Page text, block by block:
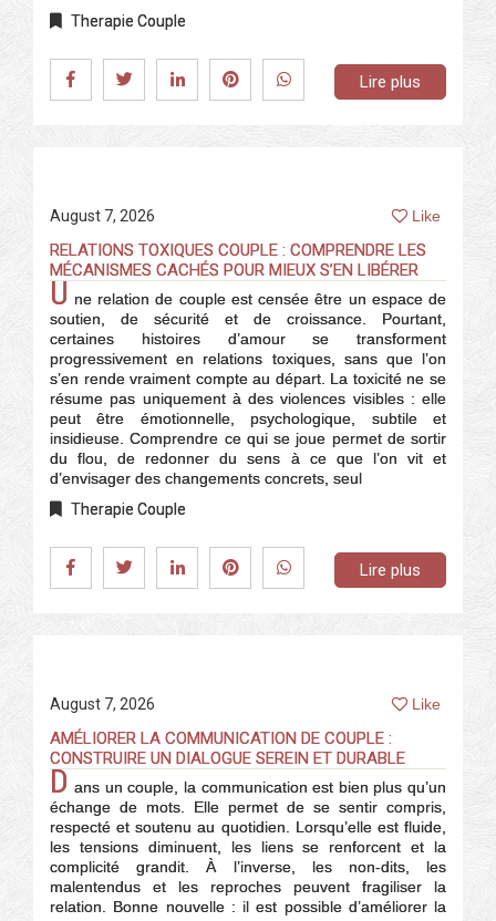
Therapie Couple
Lire plus
August 7, 2026 Like
RELATIONS TOXIQUES COUPLE : COMPRENDRE LES
MÉCANISMES CACHÉS POUR MIEUX S’EN LIBÉRER
U ne relation de couple est censée être un espace de
soutien, de sécurité et de croissance. Pourtant,
certaines histoires d’amour se transforment
progressivement en relations toxiques, sans que l’on
s’en rende vraiment compte au départ. La toxicité ne se
résume pas uniquement à des violences visibles : elle
peut être émotionnelle, psychologique, subtile et
insidieuse. Comprendre ce qui se joue permet de sortir
du flou, de redonner du sens à ce que l’on vit et
d’envisager des changements concrets, seul
Therapie Couple
Lire plus
August 7, 2026 Like
AMÉLIORER LA COMMUNICATION DE COUPLE :
CONSTRUIRE UN DIALOGUE SEREIN ET DURABLE
D ans un couple, la communication est bien plus qu’un
échange de mots. Elle permet de se sentir compris,
respecté et soutenu au quotidien. Lorsqu’elle est fluide,
les tensions diminuent, les liens se renforcent et la
complicité grandit. À l’inverse, les non-dits, les
malentendus et les reproches peuvent fragiliser la
relation. Bonne nouvelle : il est possible d’améliorer la